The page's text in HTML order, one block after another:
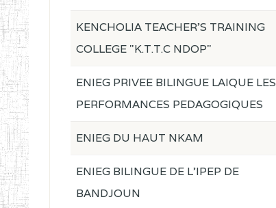
KENCHOLIA TEACHER'S TRAINING
COLLEGE "K.T.T.C NDOP"
ENIEG PRIVEE BILINGUE LAIQUE LES
PERFORMANCES PEDAGOGIQUES
ENIEG DU HAUT NKAM
ENIEG BILINGUE DE L'IPEP DE
BANDJOUN